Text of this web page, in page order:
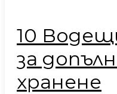
10
за
хранене